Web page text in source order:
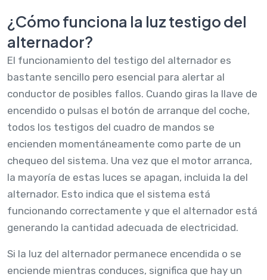
¿Cómo funciona la luz testigo del
alternador?
El funcionamiento del testigo del alternador es
bastante sencillo pero esencial para alertar al
conductor de posibles fallos. Cuando giras la llave de
encendido o pulsas el botón de arranque del coche,
todos los testigos del cuadro de mandos se
encienden momentáneamente como parte de un
chequeo del sistema. Una vez que el motor arranca,
la mayoría de estas luces se apagan, incluida la del
alternador. Esto indica que el sistema está
funcionando correctamente y que el alternador está
generando la cantidad adecuada de electricidad.
Si la luz del alternador permanece encendida o se
enciende mientras conduces, significa que hay un